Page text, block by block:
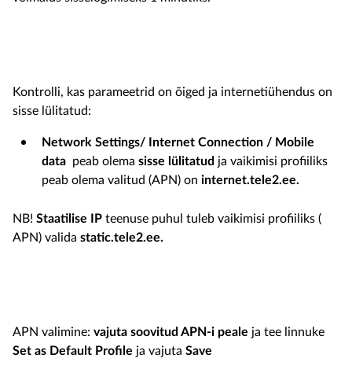
Kontrolli, kas parameetrid on õiged ja internetiühendus on
sisse lülitatud:
Network Settings/ Internet Connection / Mobile
data peab olema sisse lülitatud ja vaikimisi profiiliks
peab olema valitud (APN) on internet.tele2.ee.
NB! Staatilise IP teenuse puhul tuleb vaikimisi profiiliks (
APN) valida static.tele2.ee.
APN valimine: vajuta soovitud APN-i peale ja tee linnuke
Set as Default Profile ja vajuta Save